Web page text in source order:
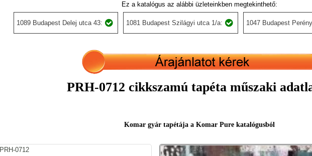
Ez a katalógus az alábbi üzleteinkben megtekinthető:
1089 Budapest Delej utca 43: 1081 Budapest Szilágyi utca 1/a: 1047 Budapest
PRH-0712 cikkszamú tapéta műszaki
Komar gyár tapétája a Komar Pure katalógusból
PRH-0712